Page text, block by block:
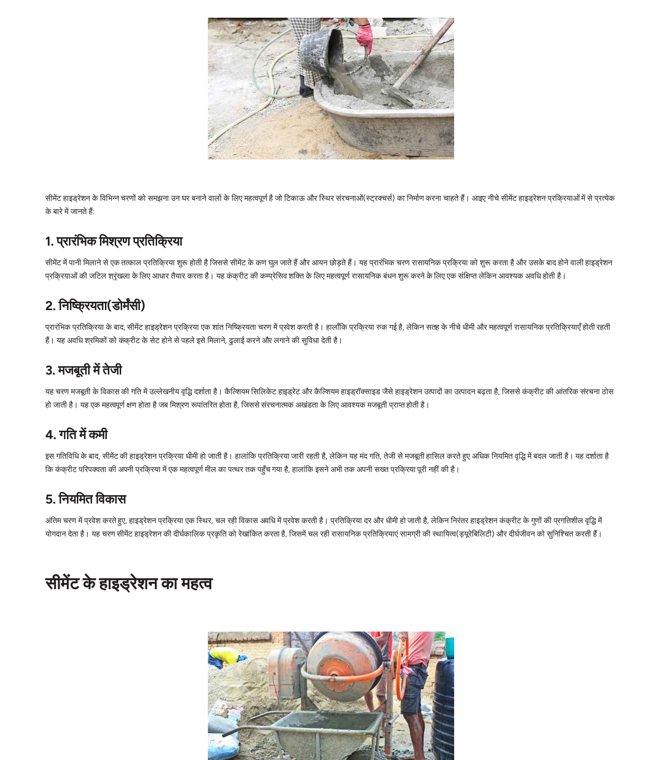
सीमेंट हाइड्रेशन के विभिन्न चरणों को समझना उन घर बनाने वालों के लिए महत्वपूर्ण है जो टिकाऊ और स्थिर संरचनाओं(स्ट्रक्चर्स) का निर्माण करना चाहते हैं। आइए नीचे सीमेंट हाइड्रेशन प्रक्रियाओं में से प्रत्येक
के बारे में जानते हैं:
1. प्रारंभिक मिश्रण प्रतिक्रिया
सीमेंट में पानी मिलाने से एक तत्काल प्रतिक्रिया शुरू होती है जिससे सीमेंट के कण घुल जाते हैं और आयन छोड़ते हैं। यह प्रारंभिक चरण रासायनिक प्रक्रिया को शुरू करता है और उसके बाद होने वाली हाइड्रेशन
प्रक्रियाओं की जटिल श्रृंखला के लिए आधार तैयार करता है। यह कंक्रीट की कम्प्रेसिव शक्ति के लिए महत्वपूर्ण रासायनिक बंधन शुरू करने के लिए एक संक्षिप्त लेकिन आवश्यक अवधि होती है।
2. निष्क्रियता(डोर्मंसी)
प्रारंभिक प्रतिक्रिया के बाद, सीमेंट हाइड्रेशन प्रक्रिया एक शांत निष्क्रियता चरण में प्रवेश करती है। हालाँकि प्रक्रिया रुक गई है, लेकिन सतह के नीचे धीमी और महत्वपूर्ण रासायनिक प्रतिक्रियाएँ होती रहती
हैं। यह अवधि श्रमिकों को कंक्रीट के सेट होने से पहले इसे मिलाने, ढुलाई करने और लगाने की सुविधा देती है।
3. मजबूती में तेजी
यह चरण मजबूती के विकास की गति में उल्लेखनीय वृद्धि दर्शाता है। कैल्शियम सिलिकेट हाइड्रेट और कैल्शियम हाइड्रॉक्साइड जैसे हाइड्रेशन उत्पादों का उत्पादन बढ़ता है, जिससे कंक्रीट की आंतरिक संरचना ठोस
हो जाती है। यह एक महत्वपूर्ण क्षण होता है जब मिश्रण रूपांतरित होता है, जिससे संरचनात्मक अखंडता के लिए आवश्यक मजबूती प्राप्त होती है।
4. गति में कमी
इस गतिविधि के बाद, सीमेंट की हाइड्रेशन प्रक्रिया धीमी हो जाती है। हालांकि प्रतिक्रिया जारी रहती है, लेकिन यह मंद गति, तेजी से मजबूती हासिल करते हुए अधिक नियमित वृद्धि में बदल जाती है। यह दर्शाता है
कि कंक्रीट परिपक्वता की अपनी प्रक्रिया में एक महत्वपूर्ण मील का पत्थर तक पहुँच गया है, हालांकि इसने अभी तक अपनी सख्त प्रक्रिया पूरी नहीं की है।
5. नियमित विकास
अंतिम चरण में प्रवेश करते हुए, हाइड्रेशन प्रक्रिया एक स्थिर, चल रही विकास अवधि में प्रवेश करती है। प्रतिक्रिया दर और धीमी हो जाती है, लेकिन निरंतर हाइड्रेशन कंक्रीट के गुणों की प्रगतिशील वृद्धि में
योगदान देता है। यह चरण सीमेंट हाइड्रेशन की दीर्घकालिक प्रकृति को रेखांकित करता है, जिसमें चल रही रासायनिक प्रतिक्रियाएं सामग्री की स्थायित्व(ड्यूरेबिलिटी) और दीर्घजीवन को सुनिश्चित करती हैं।
सीमेंट के हाइड्रेशन का महत्व